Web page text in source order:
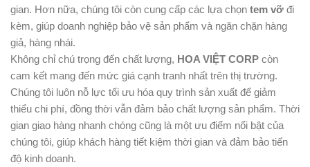
gian. Hơn nữa, chúng tôi còn cung cấp các lựa chọn tem vỡ đi
kèm, giúp doanh nghiệp bảo vệ sản phẩm và ngăn chặn hàng
giả, hàng nhái.
Không chỉ chú trọng đến chất lượng, HOA VIỆT CORP còn
cam kết mang đến mức giá cạnh tranh nhất trên thị trường.
Chúng tôi luôn nỗ lực tối ưu hóa quy trình sản xuất để giảm
thiểu chi phí, đồng thời vẫn đảm bảo chất lượng sản phẩm. Thời
gian giao hàng nhanh chóng cũng là một ưu điểm nổi bật của
chúng tôi, giúp khách hàng tiết kiệm thời gian và đảm bảo tiến
độ kinh doanh.